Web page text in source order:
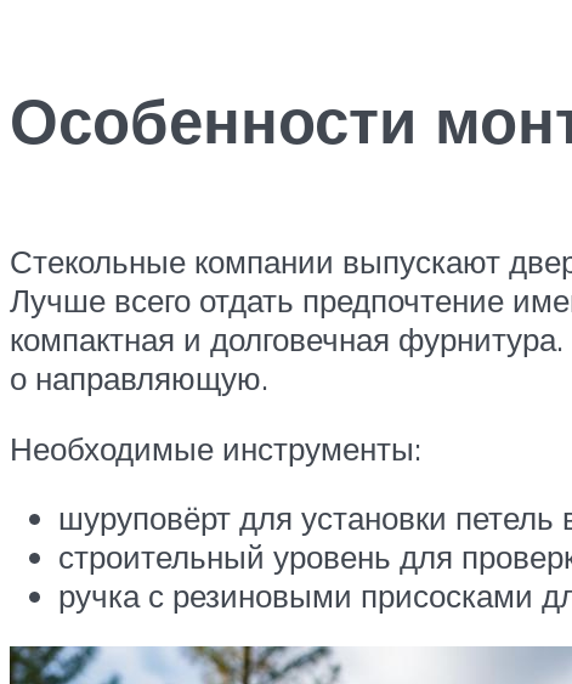
Особенности
Стекольные компании выпускают
Лучше всего отдать предпочтение
компактная и долговечная
о направляющую.
Необходимые инструменты:
шуруповёрт для установки петель
строительный уровень для
ручка с резиновыми присосками